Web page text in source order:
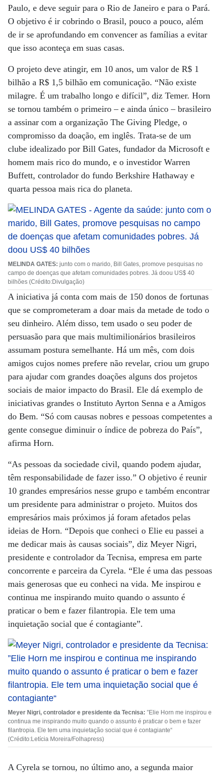
Paulo, e deve seguir para o Rio de Janeiro e para o Pará.
O objetivo é ir cobrindo o Brasil, pouco a pouco, além
de ir se aprofundando em convencer as famílias a evitar
que isso aconteça em suas casas.
O projeto deve atingir, em 10 anos, um valor de R$ 1
bilhão a R$ 1,5 bilhão em comunicação. “Não existe
milagre. É um trabalho longo e difícil”, diz Temer. Horn
se tornou também o primeiro – e ainda único – brasileiro
a assinar com a organização The Giving Pledge, o
compromisso da doação, em inglês. Trata-se de um
clube idealizado por Bill Gates, fundador da Microsoft e
homem mais rico do mundo, e o investidor Warren
Buffett, controlador do fundo Berkshire Hathaway e
quarta pessoa mais rica do planeta.
MELINDA GATES: junto com o marido, Bill Gates, promove pesquisas no
campo de doenças que afetam comunidades pobres. Já doou US$ 40
bilhões (Crédito:Divulgação)
A iniciativa já conta com mais de 150 donos de fortunas
que se comprometeram a doar mais da metade de todo o
seu dinheiro. Além disso, tem usado o seu poder de
persuasão para que mais multimilionários brasileiros
assumam postura semelhante. Há um mês, com dois
amigos cujos nomes prefere não revelar, criou um grupo
para ajudar com grandes doações alguns dos projetos
sociais de maior impacto do Brasil. Ele dá exemplo de
iniciativas grandes o Instituto Ayrton Senna e a Amigos
do Bem. “Só com causas nobres e pessoas competentes a
gente consegue diminuir o índice de pobreza do País”,
afirma Horn.
“As pessoas da sociedade civil, quando podem ajudar,
têm responsabilidade de fazer isso.” O objetivo é reunir
10 grandes empresários nesse grupo e também encontrar
um presidente para administrar o projeto. Muitos dos
empresários mais próximos já foram afetados pelas
ideias de Horn. “Depois que conheci o Elie eu passei a
me dedicar mais às causas sociais”, diz Meyer Nigri,
presidente e controlador da Tecnisa, empresa em parte
concorrente e parceira da Cyrela. “Ele é uma das pessoas
mais generosas que eu conheci na vida. Me inspirou e
continua me inspirando muito quando o assunto é
praticar o bem e fazer filantropia. Ele tem uma
inquietação social que é contagiante”.
Meyer Nigri, controlador e presidente da Tecnisa: ”Elie Horn me inspirou e
continua me inspirando muito quando o assunto é praticar o bem e fazer
filantropia. Ele tem uma inquietação social que é contagiante“
(Crédito:Letícia Moreira/Folhapress)
A Cyrela se tornou, no último ano, a segunda maior